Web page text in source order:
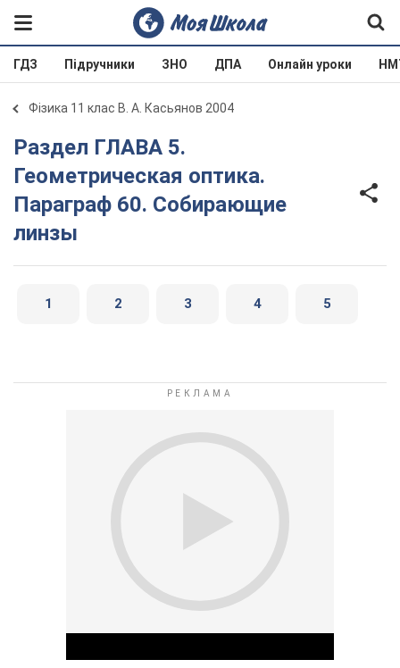
ГДЗ Підручники ЗНО ДПА Онлайн уроки
Фізика 11 клас В. А. Касьянов 2004
Раздел ГЛАВА 5.
Геометрическая оптика.
Параграф 60. Собирающие
линзы
1 2 3 4 5